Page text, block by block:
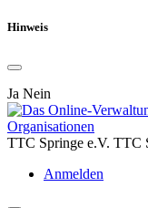
Hinweis
Ja Nein
TTC Springe e.V. TTC
Anmelden